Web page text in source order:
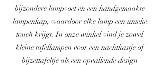
bijzondere lampvoet en een handgemaakte
lampenkap, waardoor elke lamp een unieke
touch krijgt. In onze winkel vind je zowel
kleine tafellampen voor een nachtkastje of
bijzettafeltje als een opvallende design